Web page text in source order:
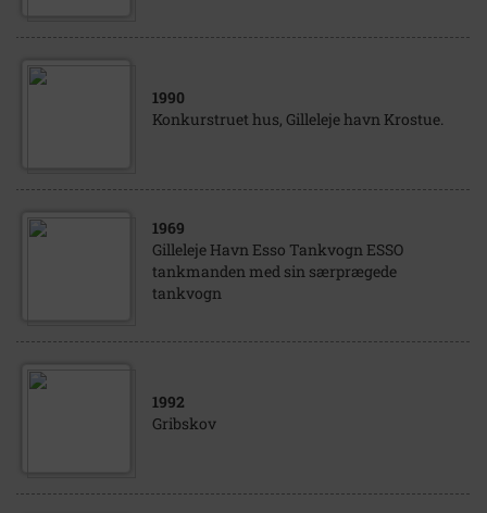
1990
Konkurstruet hus, Gilleleje havn Krostue.
1969
Gilleleje Havn Esso Tankvogn ESSO
tankmanden med sin særprægede
tankvogn
1992
Gribskov